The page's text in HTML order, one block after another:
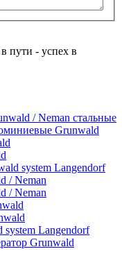
пути - успех в
/ Neman стальные
Grunwald
system Langendorf
/ Neman
/ Neman
Langendorf
Grunwald